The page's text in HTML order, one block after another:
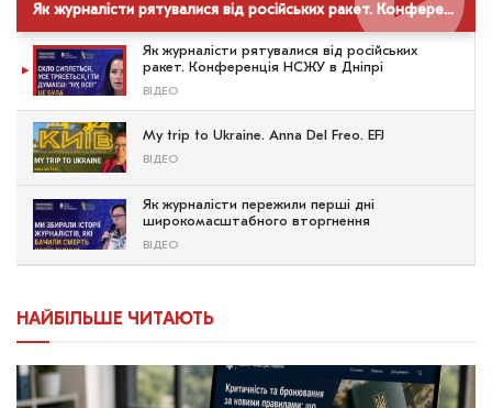
Як журналісти рятувалися від російських ракет. Конференція НСЖУ в Дніпрі
Як журналісти рятувалися від російських
ракет. Конференція НСЖУ в Дніпрі
ВІДЕО
My trip to Ukraine. Anna Del Freo. EFJ
ВІДЕО
Як журналісти пережили перші дні
широкомасштабного вторгнення
ВІДЕО
НАЙБІЛЬШЕ ЧИТАЮТЬ